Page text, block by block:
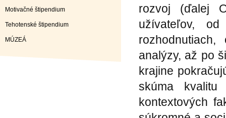
Motivačné štipendium
Tehotenské štipendium
MÚZEÁ
rozvoj (ďalej
užívateľov,
analýzy, až po
krajine
skúma kvalitu
kontextových